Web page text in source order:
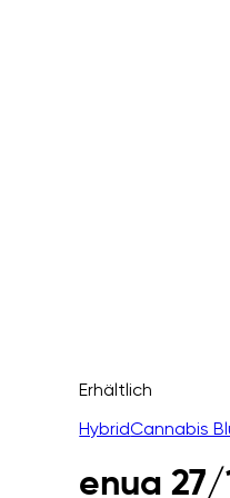
Erhältlich
HybridCannabis
enua 27/